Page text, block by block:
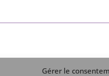
Gérer le